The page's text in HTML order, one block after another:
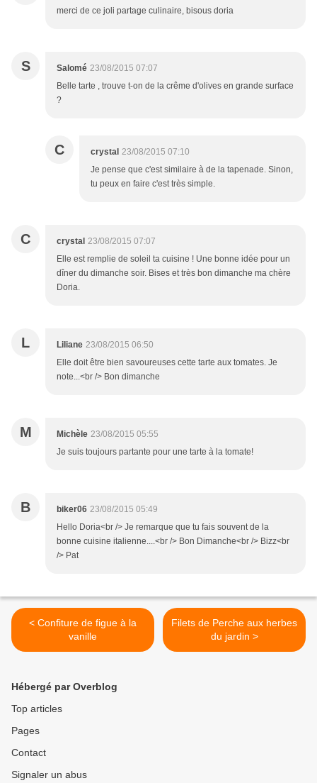
merci de ce joli partage culinaire, bisous doria
S Salomé 23/08/2015 07:07
Belle tarte , trouve t-on de la crême d'olives en grande surface
?
C crystal 23/08/2015 07:10
Je pense que c'est similaire à de la tapenade. Sinon,
tu peux en faire c'est très simple.
C crystal 23/08/2015 07:07
Elle est remplie de soleil ta cuisine ! Une bonne idée pour un
dîner du dimanche soir. Bises et très bon dimanche ma chère
Doria.
L Liliane 23/08/2015 06:50
Elle doit être bien savoureuses cette tarte aux tomates. Je
note...<br /> Bon dimanche
M Michèle 23/08/2015 05:55
Je suis toujours partante pour une tarte à la tomate!
B biker06 23/08/2015 05:49
Hello Doria<br /> Je remarque que tu fais souvent de la
bonne cuisine italienne....<br /> Bon Dimanche<br /> Bizz<br
/> Pat
< Confiture de figue à la
vanille
Filets de Perche aux herbes
du jardin >
Hébergé par Overblog
Top articles
Pages
Contact
Signaler un abus